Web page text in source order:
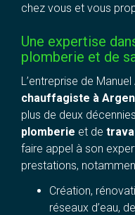
chez vous et vous
Une expertise
plomberie et de
L’entreprise de Manuel
chauffagiste à
plus de deux
plomberie et de
faire appel à son
prestations,
Création,
réseaux d’eau,